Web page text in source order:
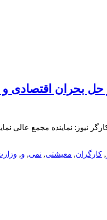
حل بحران اقتصادی
نیوز: نماینده مجمع عالی
, کارگران, معیشتی, نمی, و,